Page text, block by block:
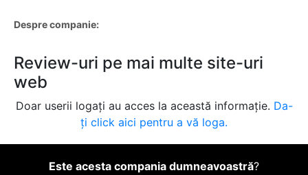
Despre companie:
Review-uri pe mai multe site-uri
web
Doar userii logați au acces la această informație. Da-
ți click aici pentru a vă loga.
Este acesta compania dumneavoastră?